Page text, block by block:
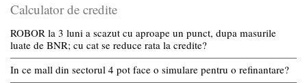
Calculator de credite
ROBOR la 3 luni a scazut cu aproape un punct, dupa masurile
luate de BNR; cu cat se reduce rata la credite?
In ce mall din sectorul 4 pot face o simulare pentru o refinantare?